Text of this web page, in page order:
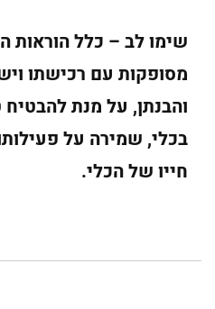
שימו לב – כלל הוראות
מסופקות עם רכישתו
והבנתן, על מנת להבטיח
בכלי, שמירה על
חייו של הכלי.